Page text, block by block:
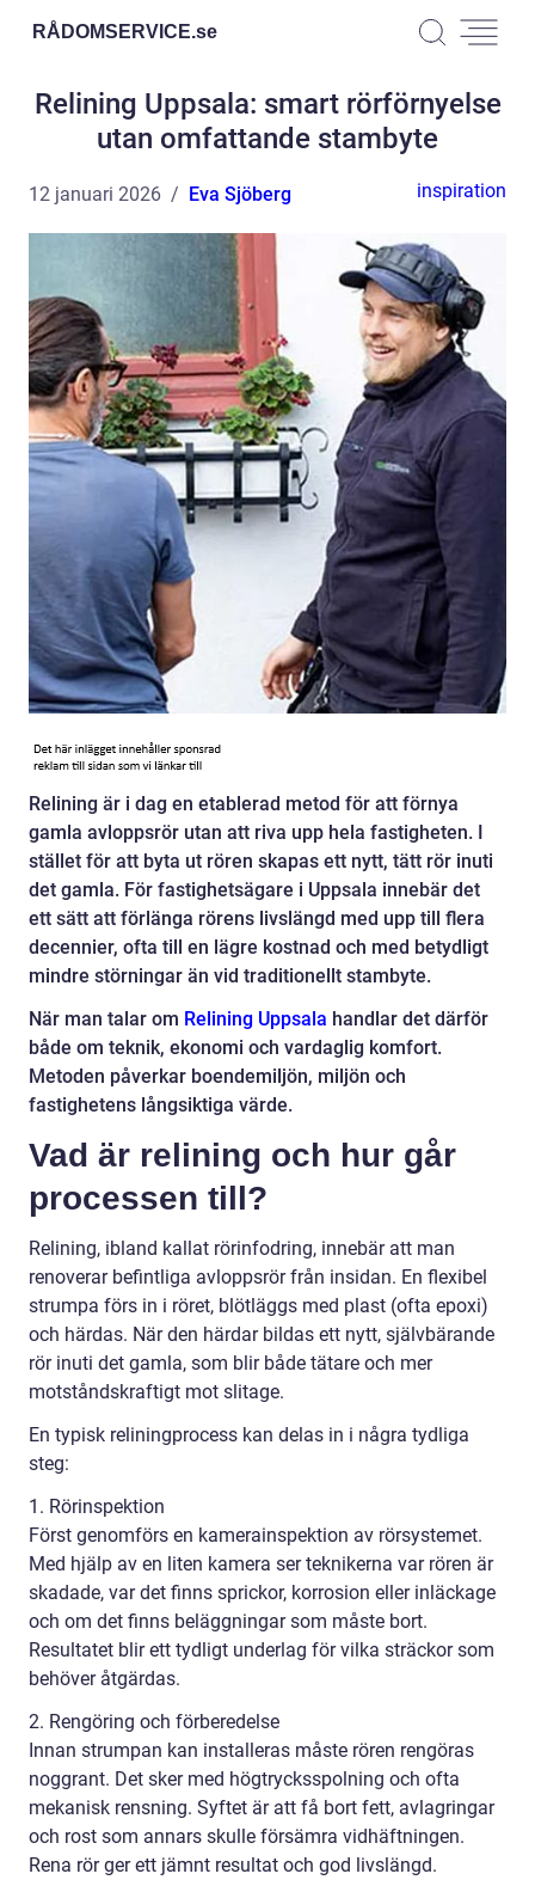
RÅDOMSERVICE.se
Relining Uppsala: smart rörförnyelse
utan omfattande stambyte
12 januari 2026 Eva Sjöberg inspiration
Relining är i dag en etablerad metod för att förnya
gamla avloppsrör utan att riva upp hela fastigheten. I
stället för att byta ut rören skapas ett nytt, tätt rör inuti
det gamla. För fastighetsägare i Uppsala innebär det
ett sätt att förlänga rörens livslängd med upp till flera
decennier, ofta till en lägre kostnad och med betydligt
mindre störningar än vid traditionellt stambyte.
När man talar om Relining Uppsala handlar det därför
både om teknik, ekonomi och vardaglig komfort.
Metoden påverkar boendemiljön, miljön och
fastighetens långsiktiga värde.
Vad är relining och hur går
processen till?
Relining, ibland kallat rörinfodring, innebär att man
renoverar befintliga avloppsrör från insidan. En flexibel
strumpa förs in i röret, blötläggs med plast (ofta epoxi)
och härdas. När den härdar bildas ett nytt, självbärande
rör inuti det gamla, som blir både tätare och mer
motståndskraftigt mot slitage.
En typisk reliningprocess kan delas in i några tydliga
steg:
1. Rörinspektion
Först genomförs en kamerainspektion av rörsystemet.
Med hjälp av en liten kamera ser teknikerna var rören är
skadade, var det finns sprickor, korrosion eller inläckage
och om det finns beläggningar som måste bort.
Resultatet blir ett tydligt underlag för vilka sträckor som
behöver åtgärdas.
2. Rengöring och förberedelse
Innan strumpan kan installeras måste rören rengöras
noggrant. Det sker med högtrycksspolning och ofta
mekanisk rensning. Syftet är att få bort fett, avlagringar
och rost som annars skulle försämra vidhäftningen.
Rena rör ger ett jämnt resultat och god livslängd.